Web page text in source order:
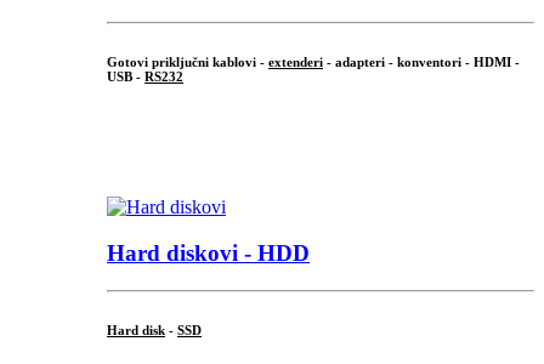
Gotovi priključni kablovi - extenderi - adapteri - konventori - HDMI -
USB - RS232
Hard diskovi - HDD
Hard disk - SSD